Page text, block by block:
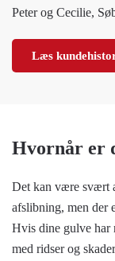
Peter og Cecilie,
Læs
Hvornår er
Det kan være svært
afslibning, men der
Hvis dine gulve har
med ridser og